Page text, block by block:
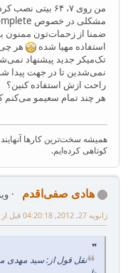
من روی ۷، ۶۴
مشکلی در خصوص auto complete باهاش ندارم.
ضمنا از زحمات‌تون ممنون
استفاده مهیا شده
هر چی
تک‌میکر جدید پیشنهاد
نمی‌شدین تا در جهت پیدا
راحت ازش استفاده کنین؟
هر چند تمام سعیمو می‌کنم
همیشه سخت‌ترین کارها آنهایند
کوتاهی کرده‌ایم.
هادی صفی‌اقدم
ژانویه 27, 2012, 04:20:18 قبل از ظهر